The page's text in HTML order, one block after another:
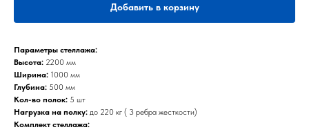
Добавить в корзину
Параметры стеллажа:
Высота: 2200 мм
Ширина: 1000 мм
Глубина: 500 мм
Кол-во полок: 5 шт
Нагрузка на полку: до 220 кг ( 3 ребра жесткости)
Комплект стеллажа: